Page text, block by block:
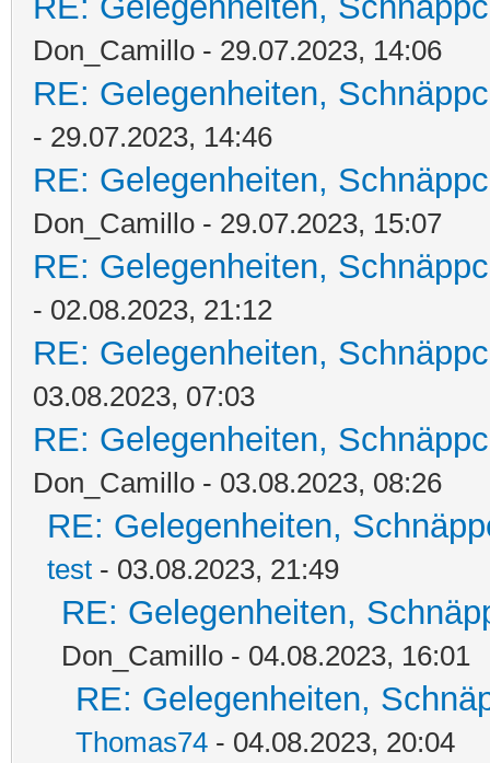
Don_Camillo - 29.07.2023, 14:06
RE: Gelegenheiten,
- 29.07.2023, 14:46
RE: Gelegenheiten,
Don_Camillo - 29.07.2023, 15:07
RE: Gelegenheiten,
- 02.08.2023, 21:12
RE: Gelegenheiten,
03.08.2023, 07:03
RE: Gelegenheiten,
Don_Camillo - 03.08.2023, 08:26
RE: Gelegenheiten,
test - 03.08.2023, 21:49
RE: Gelegenheiten,
Don_Camillo - 04.08.2023, 16:01
RE: Gelegenheiten,
Thomas74 - 04.08.2023, 20:04